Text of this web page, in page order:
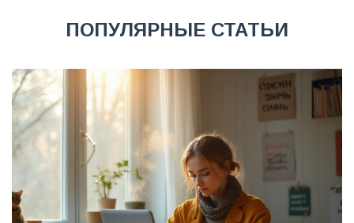
ПОПУЛЯРНЫЕ СТАТЬИ